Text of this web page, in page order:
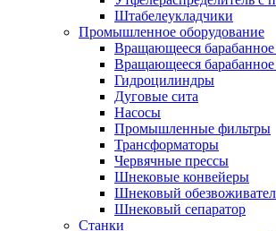
Штабелеукладчики
Промышленное оборудование
Вращающееся
Вращающееся
Гидроцилиндры
Дуговые сита
Насосы
Промышленные фильтры
Трансформаторы
Червячные прессы
Шнековые конвейеры
Шнековый
Шнековый сепаратор
Станки